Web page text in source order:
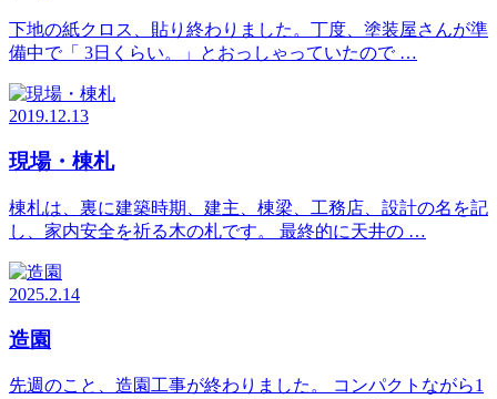
下地の紙クロス、貼り終わりました。丁度、塗装屋さんが準
備中で「 3日くらい。」とおっしゃっていたので …
2019.12.13
現場・棟札
棟札は、裏に建築時期、建主、棟梁、工務店、設計の名を記
し、家内安全を祈る木の札です。 最終的に天井の …
2025.2.14
造園
先週のこと、造園工事が終わりました。 コンパクトながら1